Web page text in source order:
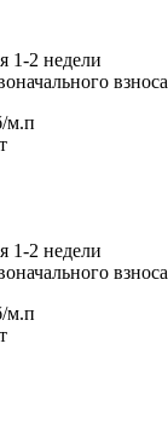
1-2 недели
взноса
м.п
1-2 недели
взноса
м.п